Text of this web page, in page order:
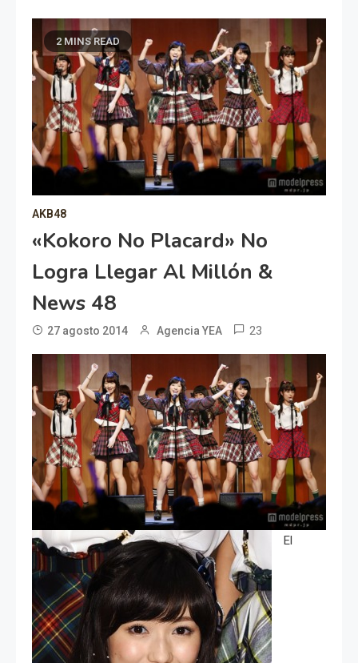
2 MINS READ
AKB48
«Kokoro No Placard» No
Logra Llegar Al Millón &
News 48
27 agosto 2014 Agencia YEA 23
El